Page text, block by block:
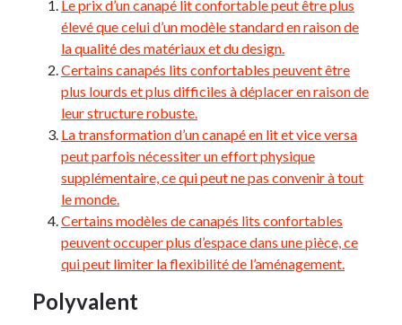
Le prix d’un canapé lit confortable peut être plus
élevé que celui d’un modèle standard en raison de
la qualité des matériaux et du design.
Certains canapés lits confortables peuvent être
plus lourds et plus difficiles à déplacer en raison de
leur structure robuste.
La transformation d’un canapé en lit et vice versa
peut parfois nécessiter un effort physique
supplémentaire, ce qui peut ne pas convenir à tout
le monde.
Certains modèles de canapés lits confortables
peuvent occuper plus d’espace dans une pièce, ce
qui peut limiter la flexibilité de l’aménagement.
Polyvalent